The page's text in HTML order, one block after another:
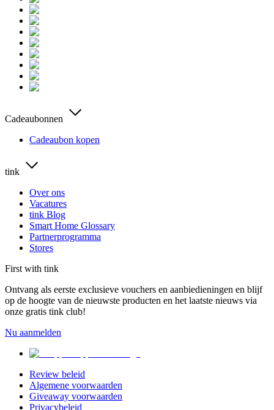
Cadeaubonnen
Cadeaubon kopen
tink
Over ons
Vacatures
tink Blog
Smart Home Glossary
Partnerprogramma
Stores
First with tink
Ontvang als eerste exclusieve vouchers en aanbiedieningen en blijf
op de hoogte van de nieuwste producten en het laatste nieuws via
onze gratis tink club!
Nu aanmelden
Review beleid
Algemene voorwaarden
Giveaway voorwaarden
Privacybeleid